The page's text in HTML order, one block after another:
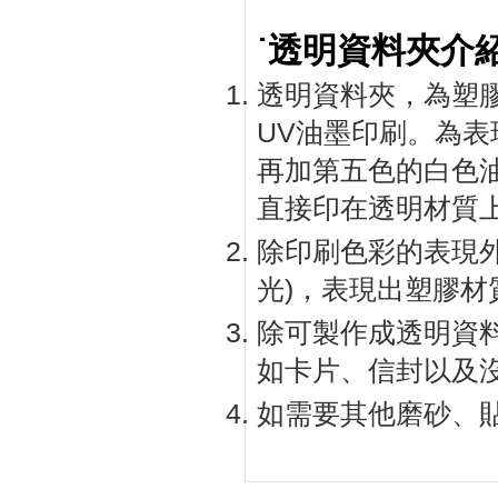
˙透明資料夾介
透明資料夾，為塑
UV油墨印刷。為
再加第五色的白色
直接印在透明材質
除印刷色彩的表現
光)，表現出塑膠
除可製作成透明資
如卡片、信封以及
如需要其他磨砂、